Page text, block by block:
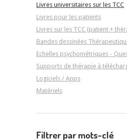
Livres universitaires sur les TCC
Livres pour les patients
Livres sur les TCC (patient +
Bandes dessinées
Echelles psychométriques -
Supports de thérapie à
Logiciels / Apps
Matériels
Filtrer par mots-clé